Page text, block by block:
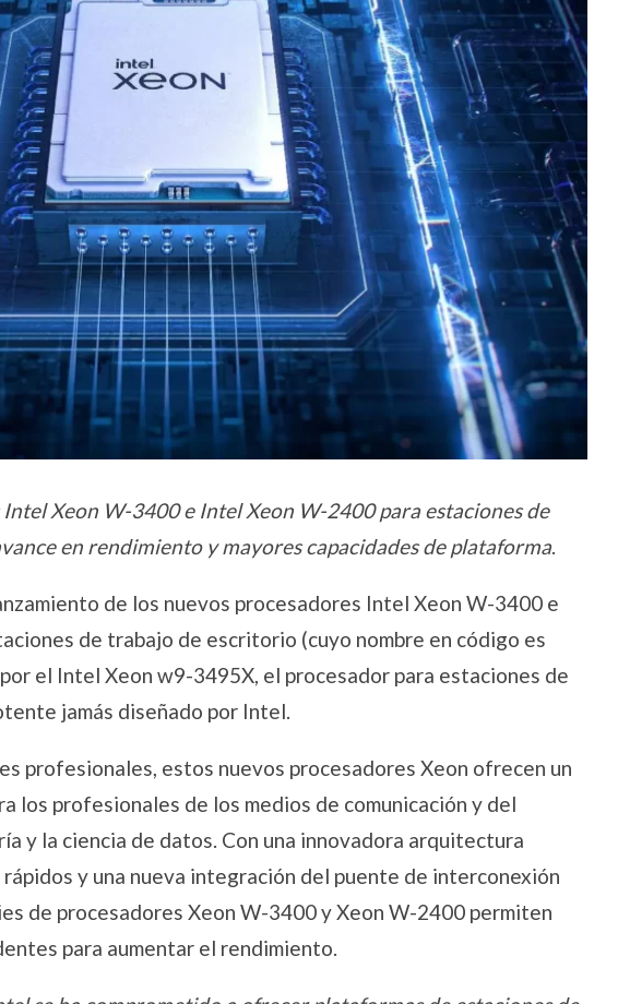
Xeon W-3400 e Intel Xeon W-2400 para estaciones de
en rendimiento y mayores capacidades de plataforma.
de los nuevos procesadores Intel Xeon W-3400 e
de trabajo de escritorio (cuyo nombre en código es
el Intel Xeon w9-3495X, el procesador para estaciones de
jamás diseñado por Intel.
profesionales, estos nuevos procesadores Xeon ofrecen un
los profesionales de los medios de comunicación y del
y la ciencia de datos. Con una innovadora arquitectura
rápidos y una nueva integración del puente de interconexión
de procesadores Xeon W-3400 y Xeon W-2400 permiten
para aumentar el rendimiento.